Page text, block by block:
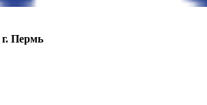
г. Пермь